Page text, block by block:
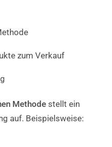
zum Verkauf
Methode stellt ein
auf. Beispielsweise: